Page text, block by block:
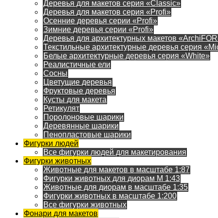
Деревья для макетов серия «Classic»
Деревья для макетов серия «Profi»
Осенние деревья серии «Profi»
Зимние деревья серии «Profi»
Деревья для архитектурных макетов
Текстильные архитектурные деревья серия
Белые архитектурные деревья серия «White»
Реалистичные ели
Сосны
Цветущие деревья
Фруктовые деревья
Кусты для макета
Ретикулят
Поролоновые шарики
Деревянные шарики
Пенопластовые шарики
Фигурки людей
Все фигурки людей для макетирования
Фигурки животных
Животные для макетов в масштабе 1:87
Фигурки животных для диорам М 1:43
Животные для диорам в масштабе 1:35
Фигурки животных в масштабе 1:200
Все фигурки животных
Фонари для макетов